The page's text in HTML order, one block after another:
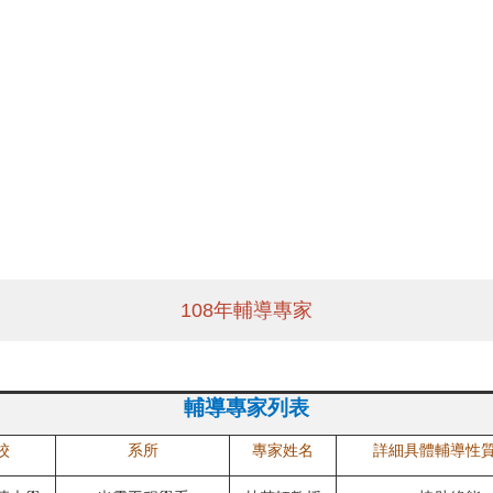
108年輔導專家
輔導專家列表
系所 專家姓名 詳細具體輔導性